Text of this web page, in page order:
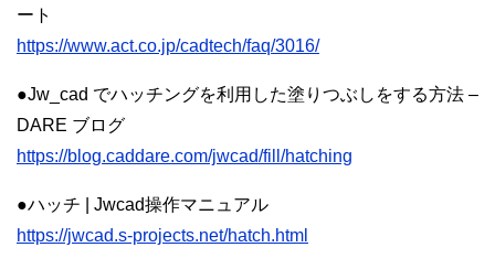
ート
https://www.act.co.jp/cadtech/faq/3016/
●Jw_cad でハッチングを利用した塗りつぶしをする方法 –
DARE ブログ
https://blog.caddare.com/jwcad/fill/hatching
●ハッチ | Jwcad操作マニュアル
https://jwcad.s-projects.net/hatch.html